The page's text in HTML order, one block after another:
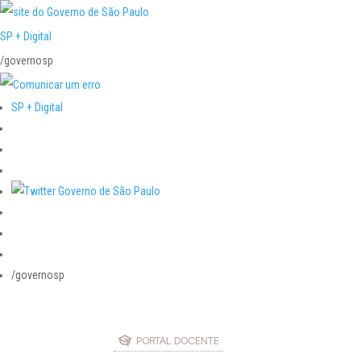
SP + Digital
/governosp
SP + Digital
/governosp
PORTAL DOCENTE